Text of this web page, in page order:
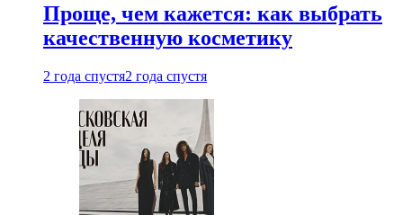
Проще, чем кажется: как выбрать
качественную косметику
2 года спустя2 года спустя